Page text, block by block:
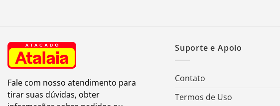
Fale com nosso atendimento para
tirar suas dúvidas, obter
Suporte e Apoio
Contato
Termos de Uso